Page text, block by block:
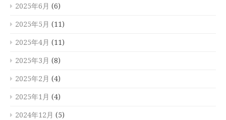
2025年6月 (6)
2025年5月 (11)
2025年4月 (11)
2025年3月 (8)
2025年2月 (4)
2025年1月 (4)
2024年12月 (5)